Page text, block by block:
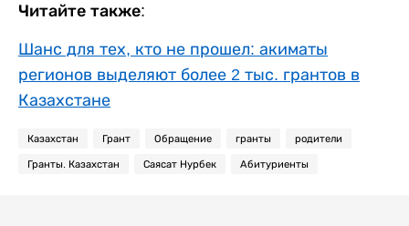
Читайте также:
Шанс для тех, кто не прошел: акиматы
регионов выделяют более 2 тыс. грантов в
Казахстане
Казахстан Грант Обращение гранты родители
Гранты. Казахстан Саясат Нурбек Абитуриенты